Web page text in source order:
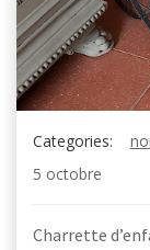
Categories:
5 octobre
Charrette